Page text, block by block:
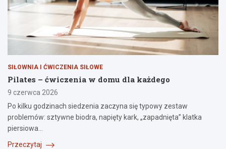
SIŁOWNIA I ĆWICZENIA SIŁOWE
Pilates – ćwiczenia w domu dla każdego
9 czerwca 2026
Po kilku godzinach siedzenia zaczyna się typowy zestaw
problemów: sztywne biodra, napięty kark, „zapadnięta” klatka
piersiowa…
Przeczytaj